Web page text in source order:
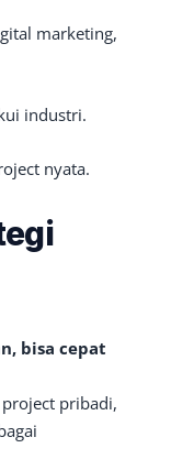
marketing,
industri.
nyata.
bisa cepat
project pribadi,